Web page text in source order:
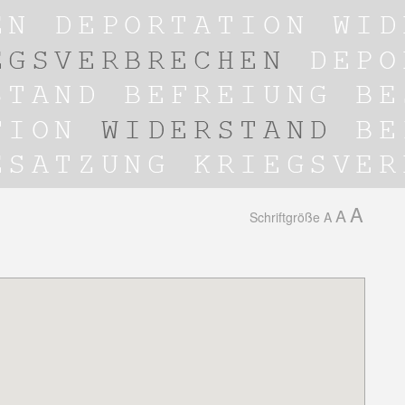
Schriftgröße A A A